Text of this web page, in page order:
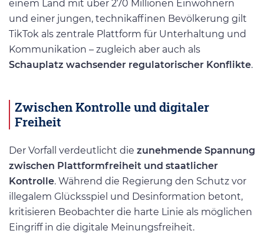
einem Land mit über 270 Millionen Einwohnern
und einer jungen, technikaffinen Bevölkerung gilt
TikTok als zentrale Plattform für Unterhaltung und
Kommunikation – zugleich aber auch als
Schauplatz wachsender regulatorischer Konflikte.
Zwischen Kontrolle und digitaler
Freiheit
Der Vorfall verdeutlicht die zunehmende Spannung
zwischen Plattformfreiheit und staatlicher
Kontrolle. Während die Regierung den Schutz vor
illegalem Glücksspiel und Desinformation betont,
kritisieren Beobachter die harte Linie als möglichen
Eingriff in die digitale Meinungsfreiheit.